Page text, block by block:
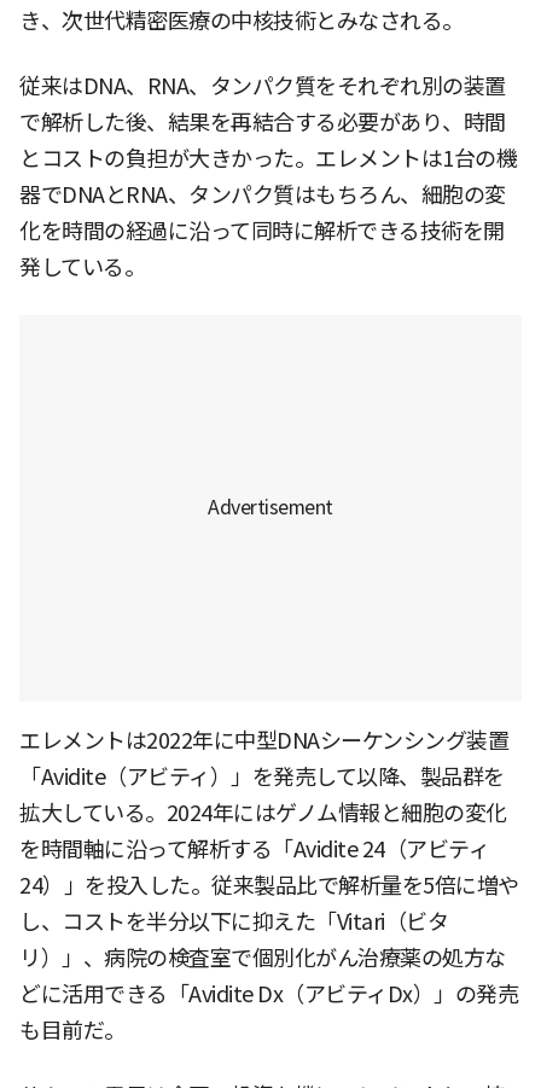
き、次世代精密医療の中核技術とみなされる。
従来はDNA、RNA、タンパク質をそれぞれ別の装置
で解析した後、結果を再結合する必要があり、時間
とコストの負担が大きかった。エレメントは1台の機
器でDNAとRNA、タンパク質はもちろん、細胞の変
化を時間の経過に沿って同時に解析できる技術を開
発している。
エレメントは2022年に中型DNAシーケンシング装置
「Avidite（アビティ）」を発売して以降、製品群を
拡大している。2024年にはゲノム情報と細胞の変化
を時間軸に沿って解析する「Avidite 24（アビティ
24）」を投入した。従来製品比で解析量を5倍に増や
し、コストを半分以下に抑えた「Vitari（ビタ
リ）」、病院の検査室で個別化がん治療薬の処方な
どに活用できる「Avidite Dx（アビティDx）」の発売
も目前だ。